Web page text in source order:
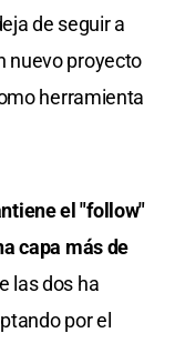
de seguir a
nuevo proyecto
herramienta
el "follow"
capa más de
las dos ha
por el